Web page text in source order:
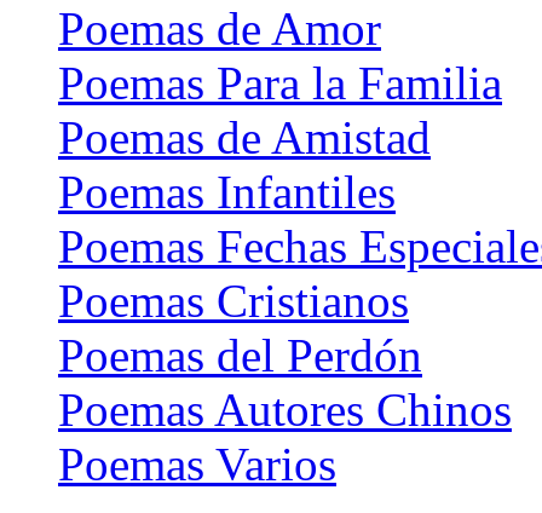
Poemas de Amor
Poemas Para la Familia
Poemas de Amistad
Poemas Infantiles
Poemas Fechas
Poemas Cristianos
Poemas del Perdón
Poemas Autores Chinos
Poemas Varios